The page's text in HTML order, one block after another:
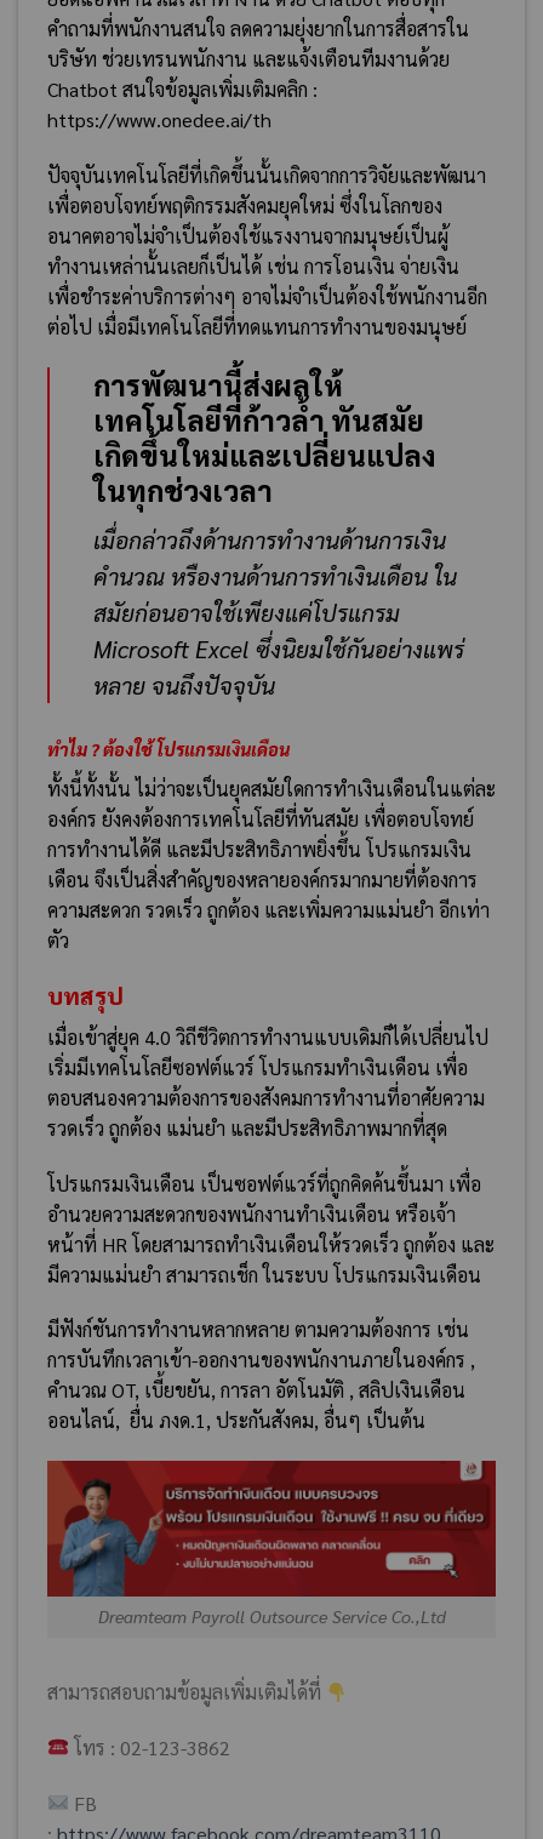
คำถามที่พนักงานสนใจ ลดความยุ่งยากในการสื่อสารใน
บริษัท ช่วยเทรนพนักงาน และแจ้งเตือนทีมงานด้วย
Chatbot สนใจข้อมูลเพิ่มเติมคลิก :
https://www.onedee.ai/th
ปัจจุบันเทคโนโลยีที่เกิดขึ้นนั้นเกิดจากการวิจัยและพัฒนา
เพื่อตอบโจทย์พฤติกรรมสังคมยุคใหม่ ซึ่งในโลกของ
อนาคตอาจไม่จำเป็นต้องใช้แรงงานจากมนุษย์เป็นผู้
ทำงานเหล่านั้นเลยก็เป็นได้ เช่น การโอนเงิน จ่ายเงิน
เพื่อชำระค่าบริการต่างๆ อาจไม่จำเป็นต้องใช้พนักงานอีก
ต่อไป เมื่อมีเทคโนโลยีที่ทดแทนการทำงานของมนุษย์
การพัฒนานี้ส่งผลให้
เทคโนโลยีที่ก้าวล้ำ ทันสมัย
เกิดขึ้นใหม่และเปลี่ยนแปลง
ในทุกช่วงเวลา
เมื่อกล่าวถึงด้านการทำงานด้านการเงิน
คำนวณ หรืองานด้านการทำเงินเดือน ใน
สมัยก่อนอาจใช้เพียงแค่โปรแกรม
Microsoft Excel ซึ่งนิยมใช้กันอย่างแพร่
หลาย จนถึงปัจจุบัน
ทำไม ? ต้องใช้โปรแกรมเงินเดือน
ทั้งนี้ทั้งนั้น ไม่ว่าจะเป็นยุคสมัยใดการทำเงินเดือนในแต่ละ
องค์กร ยังคงต้องการเทคโนโลยีที่ทันสมัย เพื่อตอบโจทย์
การทำงานได้ดี และมีประสิทธิภาพยิ่งขึ้น โปรแกรมเงิน
เดือน จึงเป็นสิ่งสำคัญของหลายองค์กรมากมายที่ต้องการ
ความสะดวก รวดเร็ว ถูกต้อง และเพิ่มความแม่นยำ อีกเท่า
ตัว
บทสรุป
เมื่อเข้าสู่ยุค 4.0 วิถีชีวิตการทำงานแบบเดิมก็ได้เปลี่ยนไป
เริ่มมีเทคโนโลยีซอฟต์แวร์ โปรแกรมทำเงินเดือน เพื่อ
ตอบสนองความต้องการของสังคมการทำงานที่อาศัยความ
รวดเร็ว ถูกต้อง แม่นยำ และมีประสิทธิภาพมากที่สุด
โปรแกรมเงินเดือน เป็นซอฟต์แวร์ที่ถูกคิดค้นขึ้นมา เพื่อ
อำนวยความสะดวกของพนักงานทำเงินเดือน หรือเจ้า
หน้าที่ HR โดยสามารถทำเงินเดือนให้รวดเร็ว ถูกต้อง และ
มีความแม่นยำ สามารถเช็ก ในระบบ โปรแกรมเงินเดือน
มีฟังก์ชันการทำงานหลากหลาย ตามความต้องการ เช่น
การบันทึกเวลาเข้า-ออกงานของพนักงานภายในองค์กร ,
คำนวณ OT, เบี้ยขยัน, การลา อัตโนมัติ , สลิปเงินเดือน
ออนไลน์, ยื่น ภงด.1, ประกันสังคม, อื่นๆ เป็นต้น
Dreamteam Payroll Outsource Service Co.,Ltd
สามารถสอบถามข้อมูลเพิ่มเติมได้ที่
โทร : 02-123-3862
FB
: https://www.facebook.com/dreamteam3110